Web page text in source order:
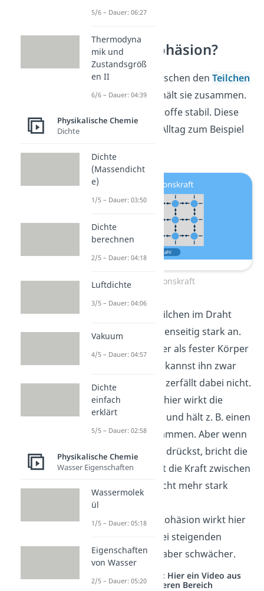
Wie wirkt Kohäsion?
Kohäsion wirkt zwischen denTeilchen
eines Stoffesund hält sie zusammen.
Dadurch bleiben Stoffe stabil. Diese
Kraft siehst du im Alltag zum Beispiel
Kohäsionskraft
— Die Teilchen im Draht
ziehen sich gegenseitig stark an.
Deshalb bleibt er als fester Körper
zusammen. Du kannst ihn zwar
biegen, aber er zerfällt dabei nicht.
Kreide
— Auch hier wirkt die
Kohäsionskraft und hält z. B. einen
Kreidestift zusammen. Aber wenn
du stark genug drückst, bricht die
Kreide. Dann ist die Kraft zwischen
den Teilchen nicht mehr stark
genug.
Wachs— Die Kohäsion wirkt hier
ebenso, wird bei steigenden
Temperaturen aber schwächer.
Studyflix vernetzt: Hier ein Video aus
einem anderen Bereich
5/6 – Dauer: 06:27
Thermodyna
mik und
Zustandsgröß
en II
6/6 – Dauer: 04:39
Physikalische Chemie
Dichte
Dichte
(Massendicht
e)
1/5 – Dauer: 03:50
Dichte
berechnen
2/5 – Dauer: 04:18
Luftdichte
3/5 – Dauer: 04:06
Vakuum
4/5 – Dauer: 04:57
Dichte
einfach
erklärt
5/5 – Dauer: 02:58
Physikalische Chemie
Wasser Eigenschaften
Wassermolek
ül
1/5 – Dauer: 05:18
Eigenschaften
von Wasser
2/5 – Dauer: 05:20